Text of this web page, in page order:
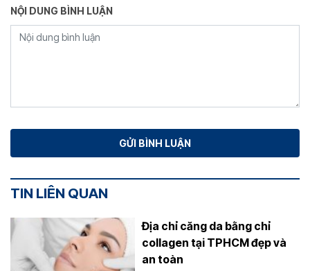
NỘI DUNG BÌNH LUẬN
TIN LIÊN QUAN
Địa chỉ căng da bằng chỉ
collagen tại TPHCM đẹp và
an toàn